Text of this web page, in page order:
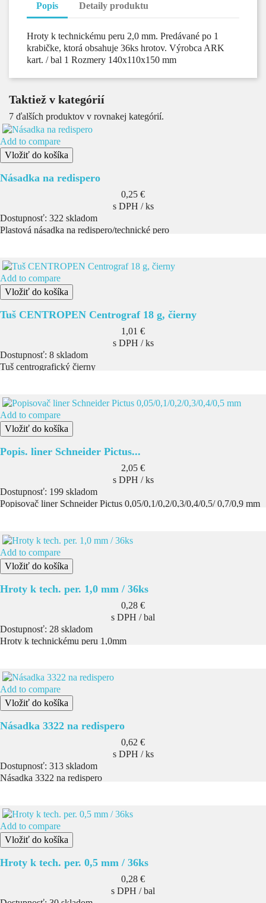
Popis Detaily produktu
Hroty k technickému peru 2,0 mm. Predávané po 1
krabičke, ktorá obsahuje 36ks hrotov. Výrobca ARK
kart. / bal 1 Rozmery 140x110x150 mm
Taktiež v kategórií
7 ďalších produktov v rovnakej kategórií.
Add to compare
Vložiť do košíka
Násadka na redispero
Cena
0,25 €
s DPH / ks
Dostupnosť: 322 skladom
Plastová násadka na redispero/technické pero
Add to compare
Vložiť do košíka
Tuš CENTROPEN Centrograf 18 g, čierny
Cena
1,01 €
s DPH / ks
Dostupnosť: 8 skladom
Tuš centrografický čierny
Add to compare
Vložiť do košíka
Popis. liner Schneider Pictus...
Cena
2,05 €
s DPH / ks
Dostupnosť: 199 skladom
Popisovač liner Schneider Pictus 0,05/0,1/0,2/0,3/0,4/0,5/ 0,7/0,9 mm
Add to compare
Vložiť do košíka
Hroty k tech. per. 1,0 mm / 36ks
Cena
0,28 €
s DPH / bal
Dostupnosť: 28 skladom
Hroty k technickému peru 1,0mm
Add to compare
Vložiť do košíka
Násadka 3322 na redispero
Cena
0,62 €
s DPH / ks
Dostupnosť: 313 skladom
Násadka 3322 na redispero
Add to compare
Vložiť do košíka
Hroty k tech. per. 0,5 mm / 36ks
Cena
0,28 €
s DPH / bal